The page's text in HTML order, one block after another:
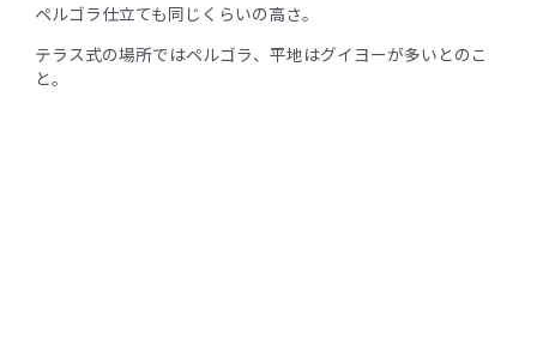
ペルゴラ仕立ても同じくらいの高さ。
テラス式の場所ではペルゴラ、平地はグイヨーが多いとのこ
と。